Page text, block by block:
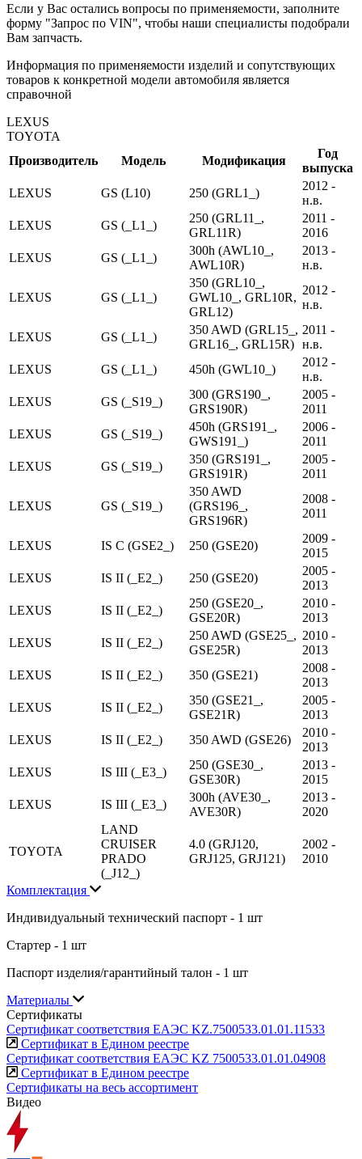
Если у Вас остались вопросы по применяемости, заполните
форму "Запрос по VIN", чтобы наши специалисты подобрали
Вам запчасть.
Информация по применяемости изделий и сопутствующих
товаров к конкретной модели автомобиля является
справочной
LEXUS
TOYOTA
Производитель
Модель Модификация
Год
выпуска
LEXUS
GS (L10) 250 (GRL1_)
2012 -
н.в.
LEXUS
GS (_L1_)
250 (GRL11_,
GRL11R)
2011 -
2016
LEXUS
GS (_L1_)
300h (AWL10_,
AWL10R)
2013 -
н.в.
LEXUS GS (_L1_)
350 (GRL10_,
GWL10_, GRL10R,
GRL12)
2012 -
н.в.
LEXUS GS (_L1_)
350 AWD (GRL15_,
GRL16_, GRL15R)
2011 -
н.в.
LEXUS
GS (_L1_) 450h (GWL10_)
2012 -
н.в.
LEXUS
GS (_S19_)
300 (GRS190_,
GRS190R)
2005 -
2011
LEXUS
GS (_S19_)
450h (GRS191_,
GWS191_)
2006 -
2011
LEXUS
GS (_S19_)
350 (GRS191_,
GRS191R)
2005 -
2011
LEXUS GS (_S19_)
350 AWD
(GRS196_,
GRS196R)
2008 -
2011
LEXUS IS C (GSE2_) 250 (GSE20)
2009 -
2015
LEXUS
IS II (_E2_) 250 (GSE20)
2005 -
2013
LEXUS
IS II (_E2_)
250 (GSE20_,
GSE20R)
2010 -
2013
LEXUS
IS II (_E2_)
250 AWD (GSE25_,
GSE25R)
2010 -
2013
LEXUS
IS II (_E2_) 350 (GSE21)
2008 -
2013
LEXUS
IS II (_E2_)
350 (GSE21_,
GSE21R)
2005 -
2013
LEXUS
IS II (_E2_) 350 AWD (GSE26)
2010 -
2013
LEXUS
IS III (_E3_)
250 (GSE30_,
GSE30R)
2013 -
2015
LEXUS
IS III (_E3_)
300h (AVE30_,
AVE30R)
2013 -
2020
TOYOTA
LAND
CRUISER
PRADO
(_J12_)
4.0 (GRJ120,
GRJ125, GRJ121)
2002 -
2010
Комплектация
Индивидуальный технический паспорт - 1 шт
Стартер - 1 шт
Паспорт изделия/гарантийный талон - 1 шт
Материалы
Сертификаты
Сертификат соответствия ЕАЭС KZ.7500533.01.01.11533
Сертификат в Едином реестре
Сертификат соответствия ЕАЭС KZ 7500533.01.01.04908
Сертификат в Едином реестре
Сертификаты на весь ассортимент
Видео